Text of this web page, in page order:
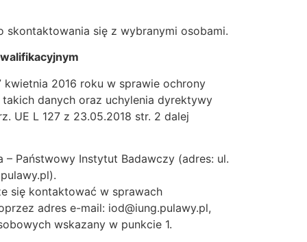
skontaktowania się z wybranymi osobami.
2016 roku w sprawie ochrony
danych oraz uchylenia dyrektywy
UE L 127 z 23.05.2018 str. 2 dalej
Państwowy Instytut Badawczy (adres: ul.
się kontaktować w sprawach
adres e-mail: iod@iung.pulawy.pl,
wskazany w punkcie 1.